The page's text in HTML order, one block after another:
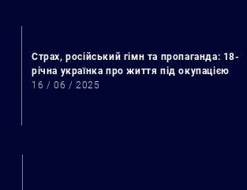
Страх, російський гімн та пропаганда: 18-
річна українка про життя під окупацією
16 / 06 / 2025